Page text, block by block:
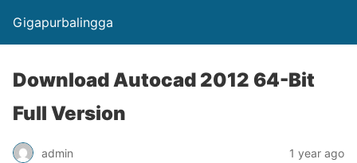
Gigapurbalingga
Download Autocad 2012 64-Bit
Full Version
admin 1 year ago